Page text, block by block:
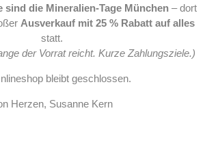
sind die Mineralien-Tage München– dort
Ausverkauf mit 25 % Rabatt auf alles
statt.
der Vorrat reicht. Kurze Zahlungsziele.)
bleibt geschlossen.
Herzen, Susanne Kern